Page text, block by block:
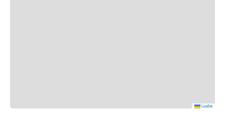
Leaflet